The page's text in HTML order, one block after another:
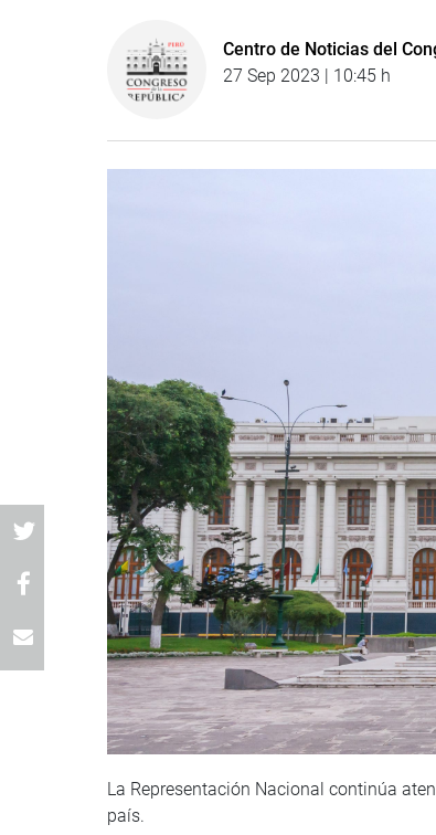
Centro de Noticias del
27 Sep 2023 | 10:45 h
La Representación Nacional continúa
país.